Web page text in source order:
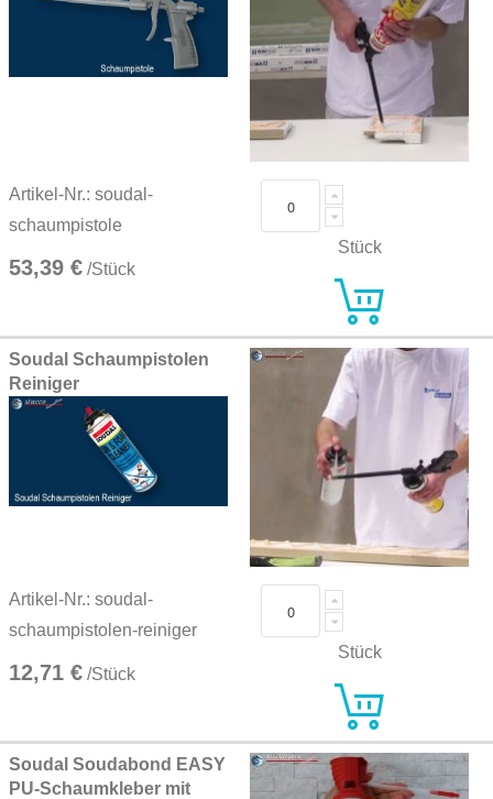
Artikel-Nr.: soudal-
schaumpistole
53,39 € /Stück
Stück
Soudal Schaumpistolen
Reiniger
Artikel-Nr.: soudal-
schaumpistolen-reiniger
12,71 € /Stück
Stück
Soudal Soudabond EASY
PU-Schaumkleber mit